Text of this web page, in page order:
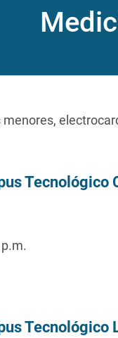
Tecnológico
p.m.
Tecnológico